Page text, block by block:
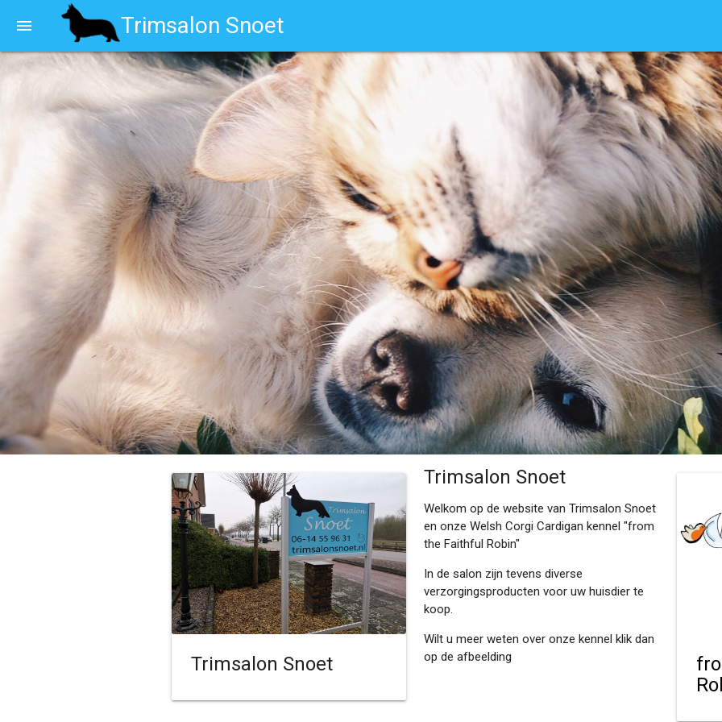
Trimsalon Snoet
menu
Trimsalon Snoet
Trimsalon Snoet
Welkom op de website van Trimsalon Snoet
en onze Welsh Corgi Cardigan kennel "from
the Faithful Robin"
In de salon zijn tevens diverse
verzorgingsproducten voor uw huisdier te
koop.
Wilt u meer weten over onze kennel klik dan
op de afbeelding